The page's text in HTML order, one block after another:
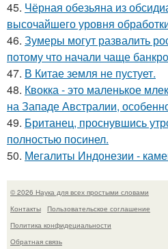
45. Чёрная обезьяна из
высочайшего уровня
46. Зумеры могут развалить
потому что начали чаще
47. В Китае земля не пустует.
48. Квокка - это маленькое
на Западе Австралии,
49. Британец, проснувшись
полностью посинел.
50. Мегалиты Индонезии -
© 2026 Наука для всех простыми словами
Контакты
Пользовательское соглашение
Политика конфидециальности
Обратная связь